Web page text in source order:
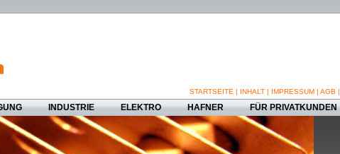
STARTSEITE | INHALT | IMPRESSUM | AGB |
INDUSTRIE ELEKTRO HAFNER FÜR PRIVATKUNDEN